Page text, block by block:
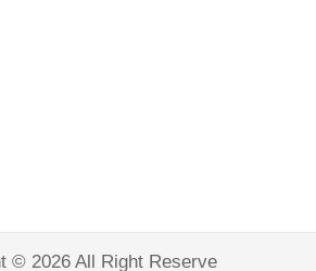
© 2026 All Right Reserve